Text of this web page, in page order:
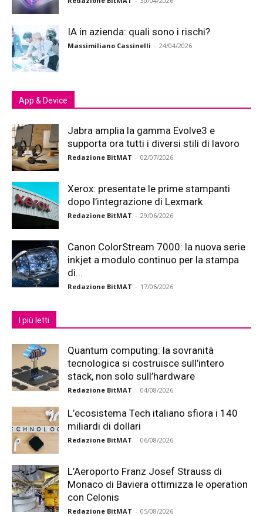
IA in azienda: quali sono i rischi?
Massimiliano Cassinelli - 24/04/2026
App & Device
Jabra amplia la gamma Evolve3 e
supporta ora tutti i diversi stili di lavoro
Redazione BitMAT - 02/07/2026
Xerox: presentate le prime stampanti
dopo l’integrazione di Lexmark
Redazione BitMAT - 29/06/2026
Canon ColorStream 7000: la nuova serie
inkjet a modulo continuo per la stampa
di...
Redazione BitMAT - 17/06/2026
I più letti
Quantum computing: la sovranità
tecnologica si costruisce sull’intero
stack, non solo sull’hardware
Redazione BitMAT - 04/08/2026
L’ecosistema Tech italiano sfiora i 140
miliardi di dollari
Redazione BitMAT - 06/08/2026
L’Aeroporto Franz Josef Strauss di
Monaco di Baviera ottimizza le operation
con Celonis
Redazione BitMAT - 05/08/2026